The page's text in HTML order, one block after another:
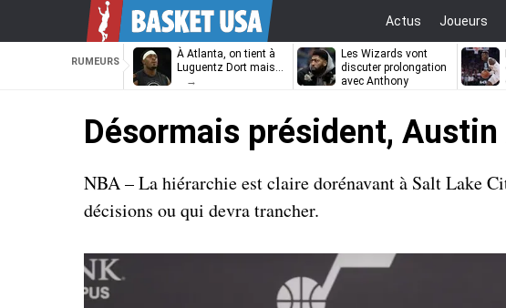
Actus Joueurs
RUMEURS
À Atlanta, on tient à
Luguentz Dort mais…
Les Wizards vont
discuter prolongation
avec Anthony
Désormais président,
NBA – La hiérarchie est claire dorénavant à Salt Lake
décisions ou qui devra trancher.